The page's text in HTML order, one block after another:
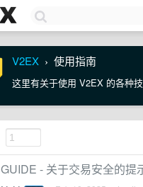
V2EX › 使用指南
这里有关于使用 V2EX 的各种技
GUIDE - 关于交易安全的提